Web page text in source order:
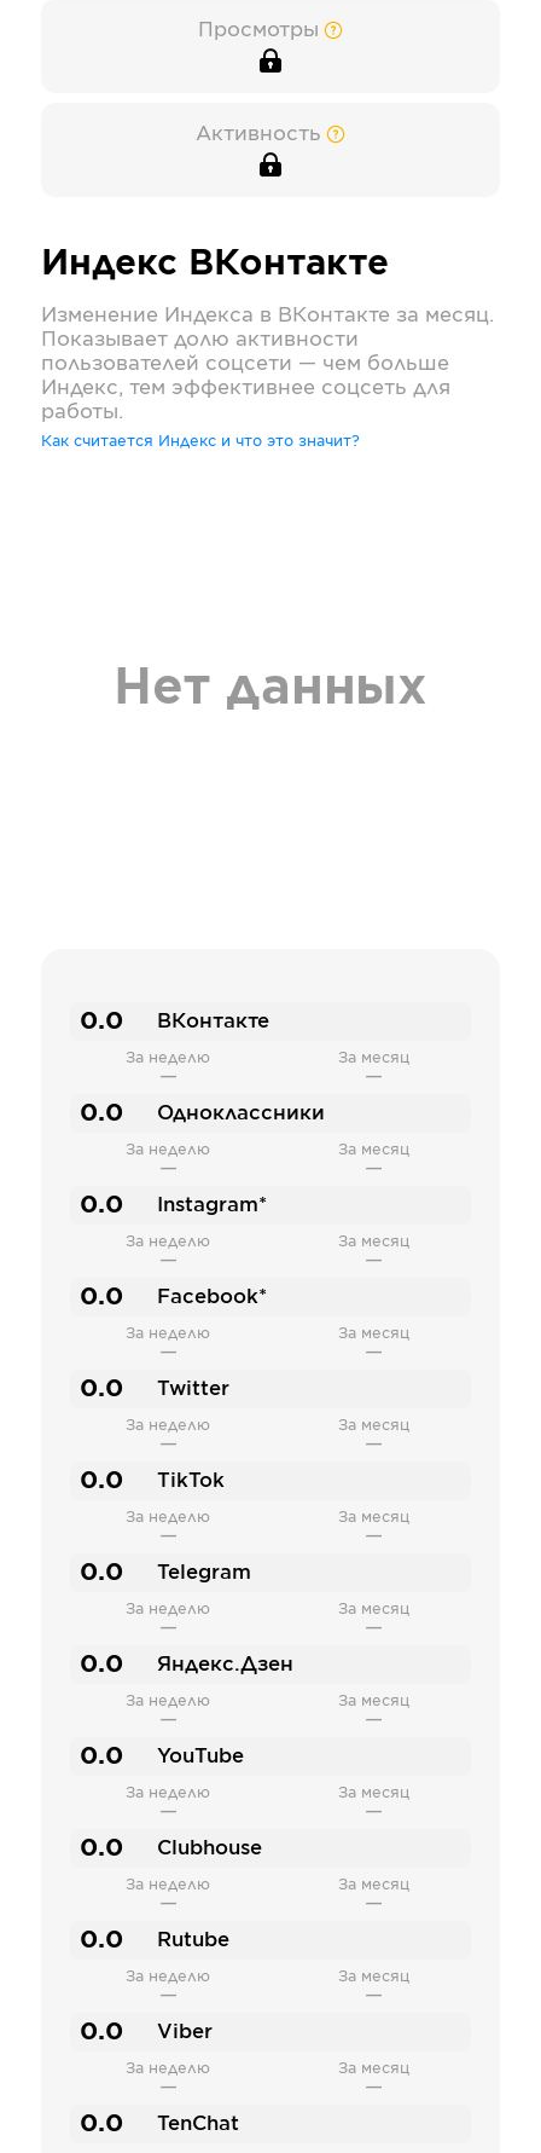
Просмотры
Активность
Индекс ВКонтакте
Изменение Индекса в ВКонтакте за месяц.
Показывает долю активности
пользователей соцсети — чем больше
Индекс, тем эффективнее соцсеть для
работы.
Как считается Индекс и что это значит?
Нет данных
0.0 ВКонтакте
За неделю
—
За месяц
—
0.0 Одноклассники
За неделю
—
За месяц
—
0.0 Instagram*
За неделю
—
За месяц
—
0.0 Facebook*
За неделю
—
За месяц
—
0.0 Twitter
За неделю
—
За месяц
—
0.0 TikTok
За неделю
—
За месяц
—
0.0 Telegram
За неделю
—
За месяц
—
0.0 Яндекс.Дзен
За неделю
—
За месяц
—
0.0 YouTube
За неделю
—
За месяц
—
0.0 Clubhouse
За неделю
—
За месяц
—
0.0 Rutube
За неделю
—
За месяц
—
0.0 Viber
За неделю
—
За месяц
—
0.0 TenChat